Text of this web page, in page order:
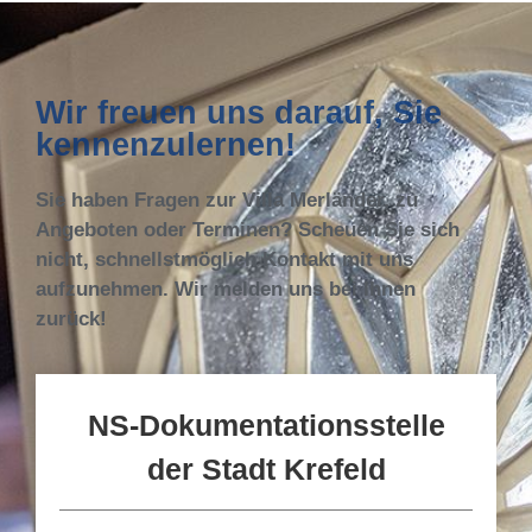
Wir freuen uns darauf, Sie
kennenzulernen!
Sie haben Fragen zur Villa Merländer, zu
Angeboten oder Terminen? Scheuen Sie sich
nicht, schnellstmöglich Kontakt mit uns
aufzunehmen. Wir melden uns bei Ihnen
zurück!
NS-Dokumentationsstelle
der Stadt Krefeld